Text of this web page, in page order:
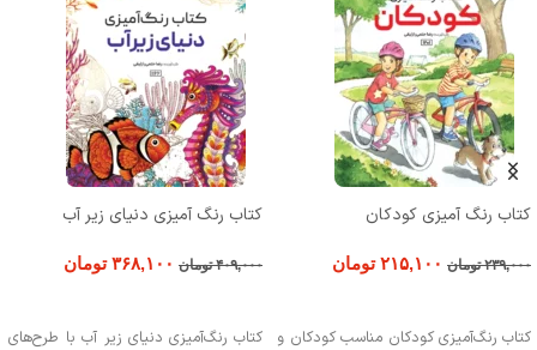
کتاب رنگ آمیزی کودکان
۲۳۹,۰۰۰ تومان ۲۱۵,۱۰۰ تومان
کتاب رنگ‌آمیزی کودکان مناسب کودکان و
کتاب رنگ آمیزی دنیای زیر آب
۴۰۹,۰۰۰ تومان ۳۶۸,۱۰۰ تومان
کتاب رنگ‌آمیزی دنیای زیر آب با طرح‌های